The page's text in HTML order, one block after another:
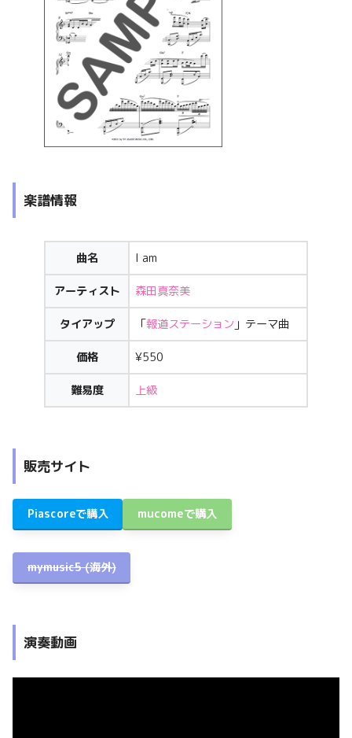
楽譜情報
曲名 I am
アーティスト 森田真奈美
タイアップ 「報道ステーション 」テーマ曲
価格 ¥550
難易度 上級
販売サイト
Piascoreで購入 mucomeで購入
mymusic5(海外)
演奏動画